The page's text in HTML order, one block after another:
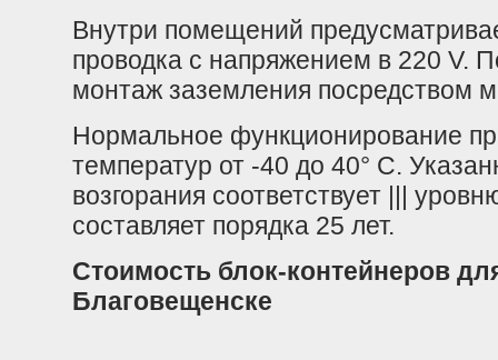
Внутри помещений
проводка с напряжением в 220 V.
монтаж заземления посредством
Нормальное функционирование
температур от -40 до 40° C.
возгорания соответствует |||
составляет порядка 25 лет.
Стоимость блок-контейнеров
Благовещенске